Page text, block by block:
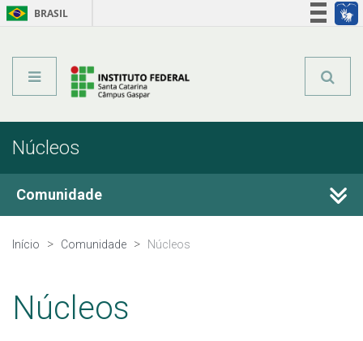
BRASIL
Núcleos
Comunidade
Certificações
Extensão
Início Comunidade Núcleos
Núcleos